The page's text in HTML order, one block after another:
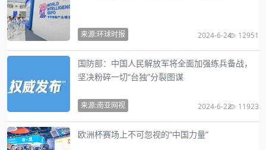
来源:环球时报 2024-6-24 12951
国防部：中国人民解放军将全面加强练兵备战，
坚决粉碎一切“台独”分裂图谋
来源:南亚网视 2024-6-22 11923
欧洲杯赛场上不可忽视的“中国力量”